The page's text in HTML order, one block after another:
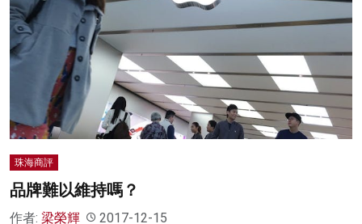
珠海商評
品牌難以維持嗎？
作者: 梁榮輝 2017-12-15